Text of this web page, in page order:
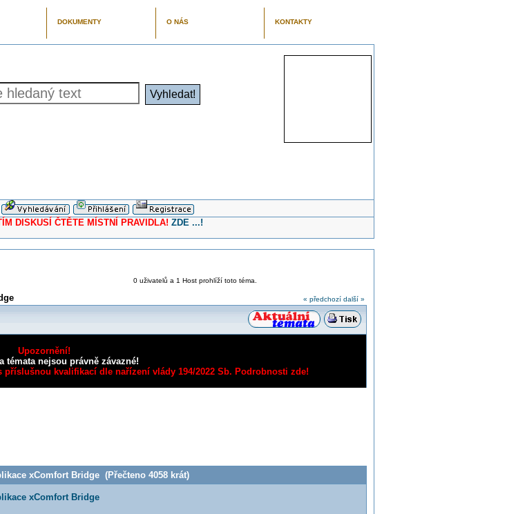
DOKUMENTY O NÁS KONTAKTY
ČTĚTE MÍSTNÍ PRAVIDLA! ZDE ...!
0 uživatelů a 1 Host prohlíží toto téma.
« předchozí další »
Upozornění!
témata nejsou právně závazné!
kvalifikací dle nařízení vlády 194/2022 Sb. Podrobnosti zde!
xComfort Bridge (Přečteno 4058 krát)
xComfort Bridge